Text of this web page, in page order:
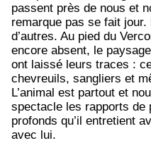
passent près de nous et
remarque pas se fait
d’autres. Au pied du
encore absent, le
ont laissé leurs traces :
chevreuils, sangliers et
L’animal est partout et
spectacle les rapports de
profonds qu’il entretient
avec lui.